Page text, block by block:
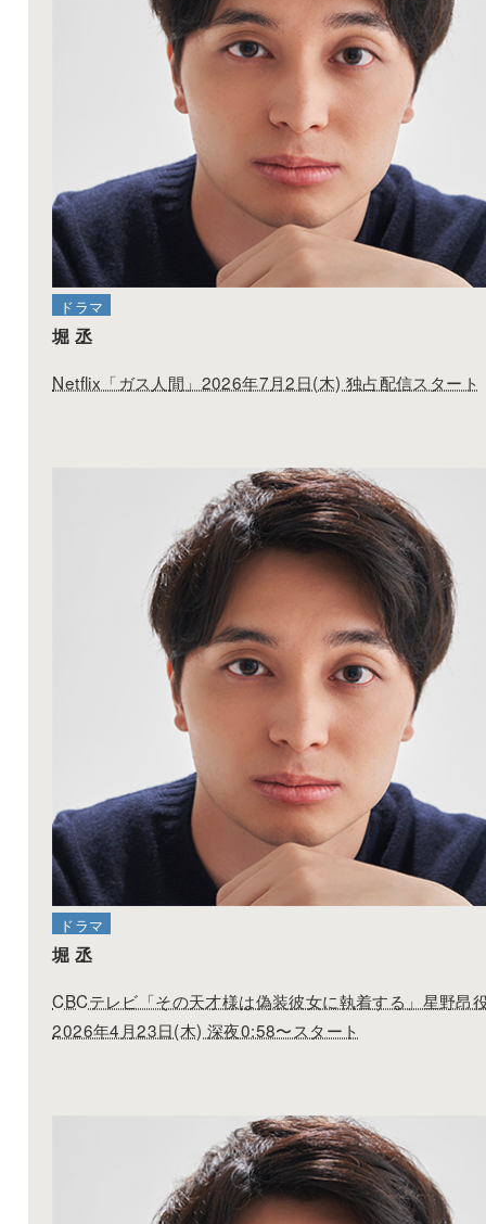
ドラマ
日本テレビ「AKIBA LOST」第3話 25:09-
2025
09.01 ドラマ
堀 丞
フジテレビ「明日はもっと、いい日になる」第9話
21:00-
2025
堀 丞
「法廷の死神 第２章」公開
ドラマ
堀 丞
Netflix「ガス人間」2026年7月2日(木) 独占配信スタート
ドラマ
堀 丞
CBCテレビ「その天才様は偽装彼女に執着する」 星野昂
2026年4月23日(木) 深夜0:58〜スタート